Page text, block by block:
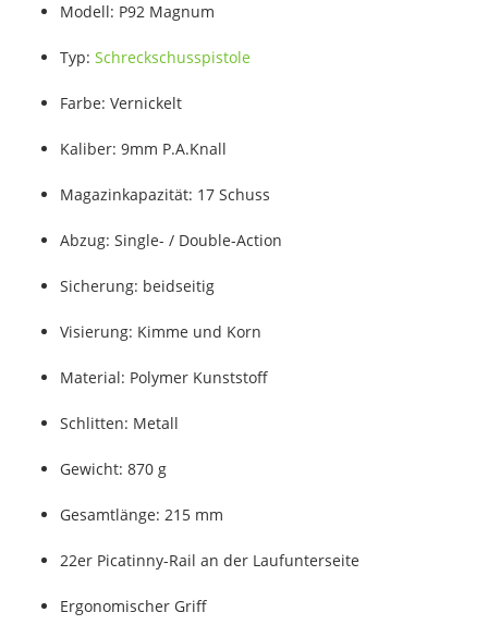
Modell: P92 Magnum
Typ: Schreckschusspistole
Farbe: Vernickelt
Kaliber: 9mm P.A.Knall
Magazinkapazität: 17 Schuss
Abzug: Single- / Double-Action
Sicherung: beidseitig
Visierung: Kimme und Korn
Material: Polymer Kunststoff
Schlitten: Metall
Gewicht: 870 g
Gesamtlänge: 215 mm
22er Picatinny-Rail an der Laufunterseite
Ergonomischer Griff